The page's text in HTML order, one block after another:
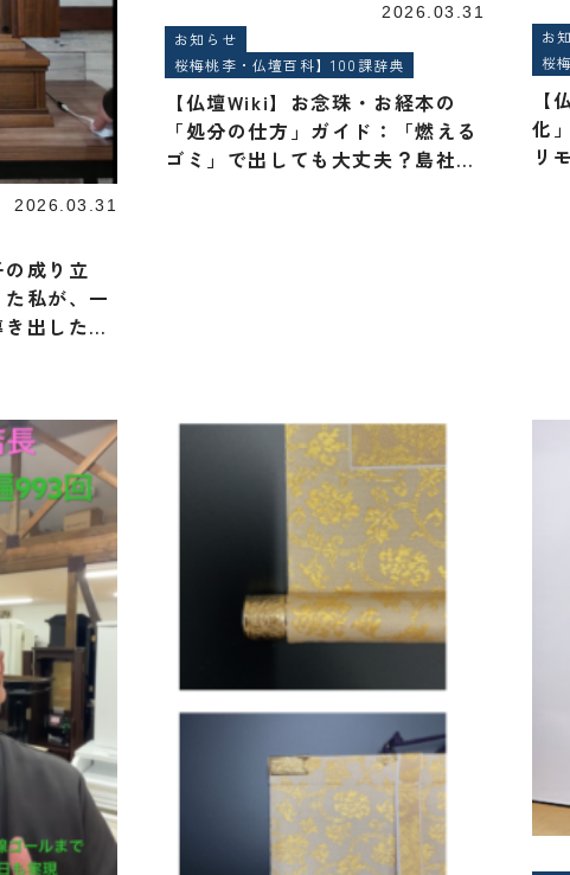
2026.03.31
の成り立
私が、一
出した
2026.03.31
お知らせ
桜梅桃李・仏壇百科】100課辞典
【仏壇Wiki】お念珠・お経本の
「処分の仕方」ガイド：「燃える
ゴミ」で出しても大丈夫？島社長
お
桜
化
リ